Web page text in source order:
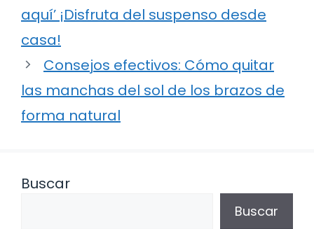
aquí’ ¡Disfruta del suspenso desde
casa!
Consejos efectivos: Cómo quitar
las manchas del sol de los brazos de
forma natural
Buscar
Buscar